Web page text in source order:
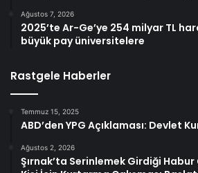
Ağustos 7, 2026
2025’te Ar-Ge’ye 254 milyar TL
büyük pay üniversitelere
Rastgele Haberler
Temmuz 15, 2025
ABD’den YPG Açıklaması: Devlet
Ağustos 2, 2026
Şırnak’ta Serinlemek Girdiği Habur